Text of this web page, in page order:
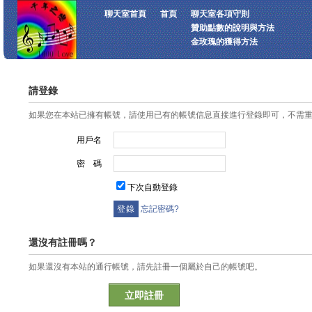
聊天室首頁 首頁
聊天室各項守則
贊助點數的說明與方法
金玫瑰的獲得方法
請登錄
如果您在本站已擁有帳號，請使用已有的帳號信息直接進行登錄即可，不需
用戶名
密 碼
下次自動登錄
忘記密碼?
還沒有註冊嗎？
如果還沒有本站的通行帳號，請先註冊一個屬於自己的帳號吧。
立即註冊